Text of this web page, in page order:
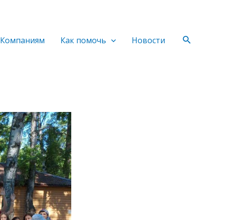
Компаниям Как помочь Новости Поиск